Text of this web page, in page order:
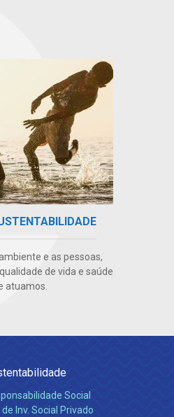
e as pessoas,
de vida e saúde
atuamos.
Social
de Inv. Social Privado